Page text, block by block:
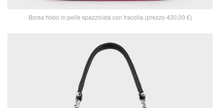
Borsa hobo in pelle spazzolata con tracolla (prezzo 430,00 €)